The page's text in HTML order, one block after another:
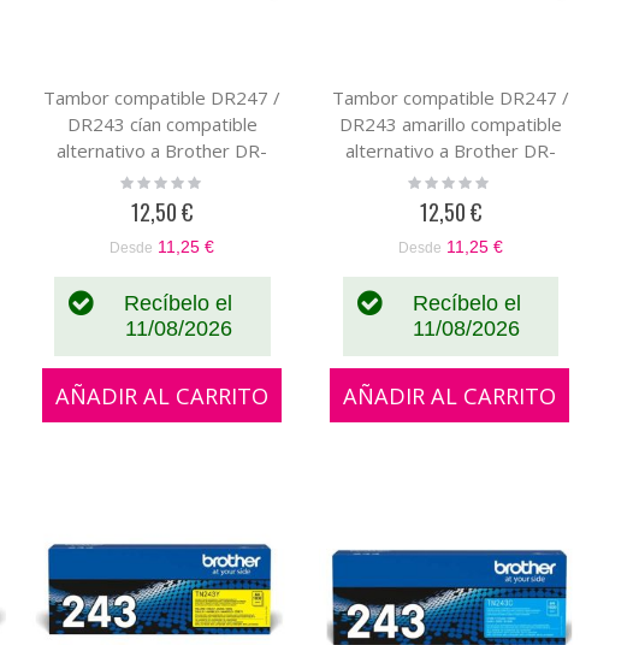
Tambor compatible DR247 /
DR243 cían compatible
alternativo a Brother DR-
247 / DR-243
Rating:
12,50 €
Desde 11,25 €
Recíbelo el
11/08/2026
AÑADIR AL CARRITO
Tambor compatible DR247 /
DR243 amarillo compatible
alternativo a Brother DR-
247 / DR-243
Rating:
12,50 €
Desde 11,25 €
Recíbelo el
11/08/2026
AÑADIR AL CARRITO